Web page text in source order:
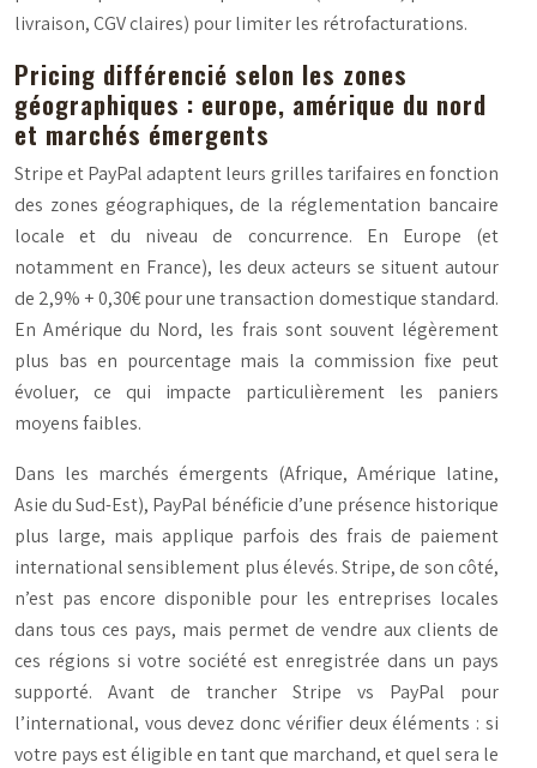
livraison, CGV claires) pour limiter les rétrofacturations.
Pricing différencié selon les zones
géographiques : europe, amérique du nord
et marchés émergents
Stripe et PayPal adaptent leurs grilles tarifaires en fonction
des zones géographiques, de la réglementation bancaire
locale et du niveau de concurrence. En Europe (et
notamment en France), les deux acteurs se situent autour
de 2,9% + 0,30€ pour une transaction domestique standard.
En Amérique du Nord, les frais sont souvent légèrement
plus bas en pourcentage mais la commission fixe peut
évoluer, ce qui impacte particulièrement les paniers
moyens faibles.
Dans les marchés émergents (Afrique, Amérique latine,
Asie du Sud-Est), PayPal bénéficie d’une présence historique
plus large, mais applique parfois des frais de paiement
international sensiblement plus élevés. Stripe, de son côté,
n’est pas encore disponible pour les entreprises locales
dans tous ces pays, mais permet de vendre aux clients de
ces régions si votre société est enregistrée dans un pays
supporté. Avant de trancher Stripe vs PayPal pour
l’international, vous devez donc vérifier deux éléments : si
votre pays est éligible en tant que marchand, et quel sera le